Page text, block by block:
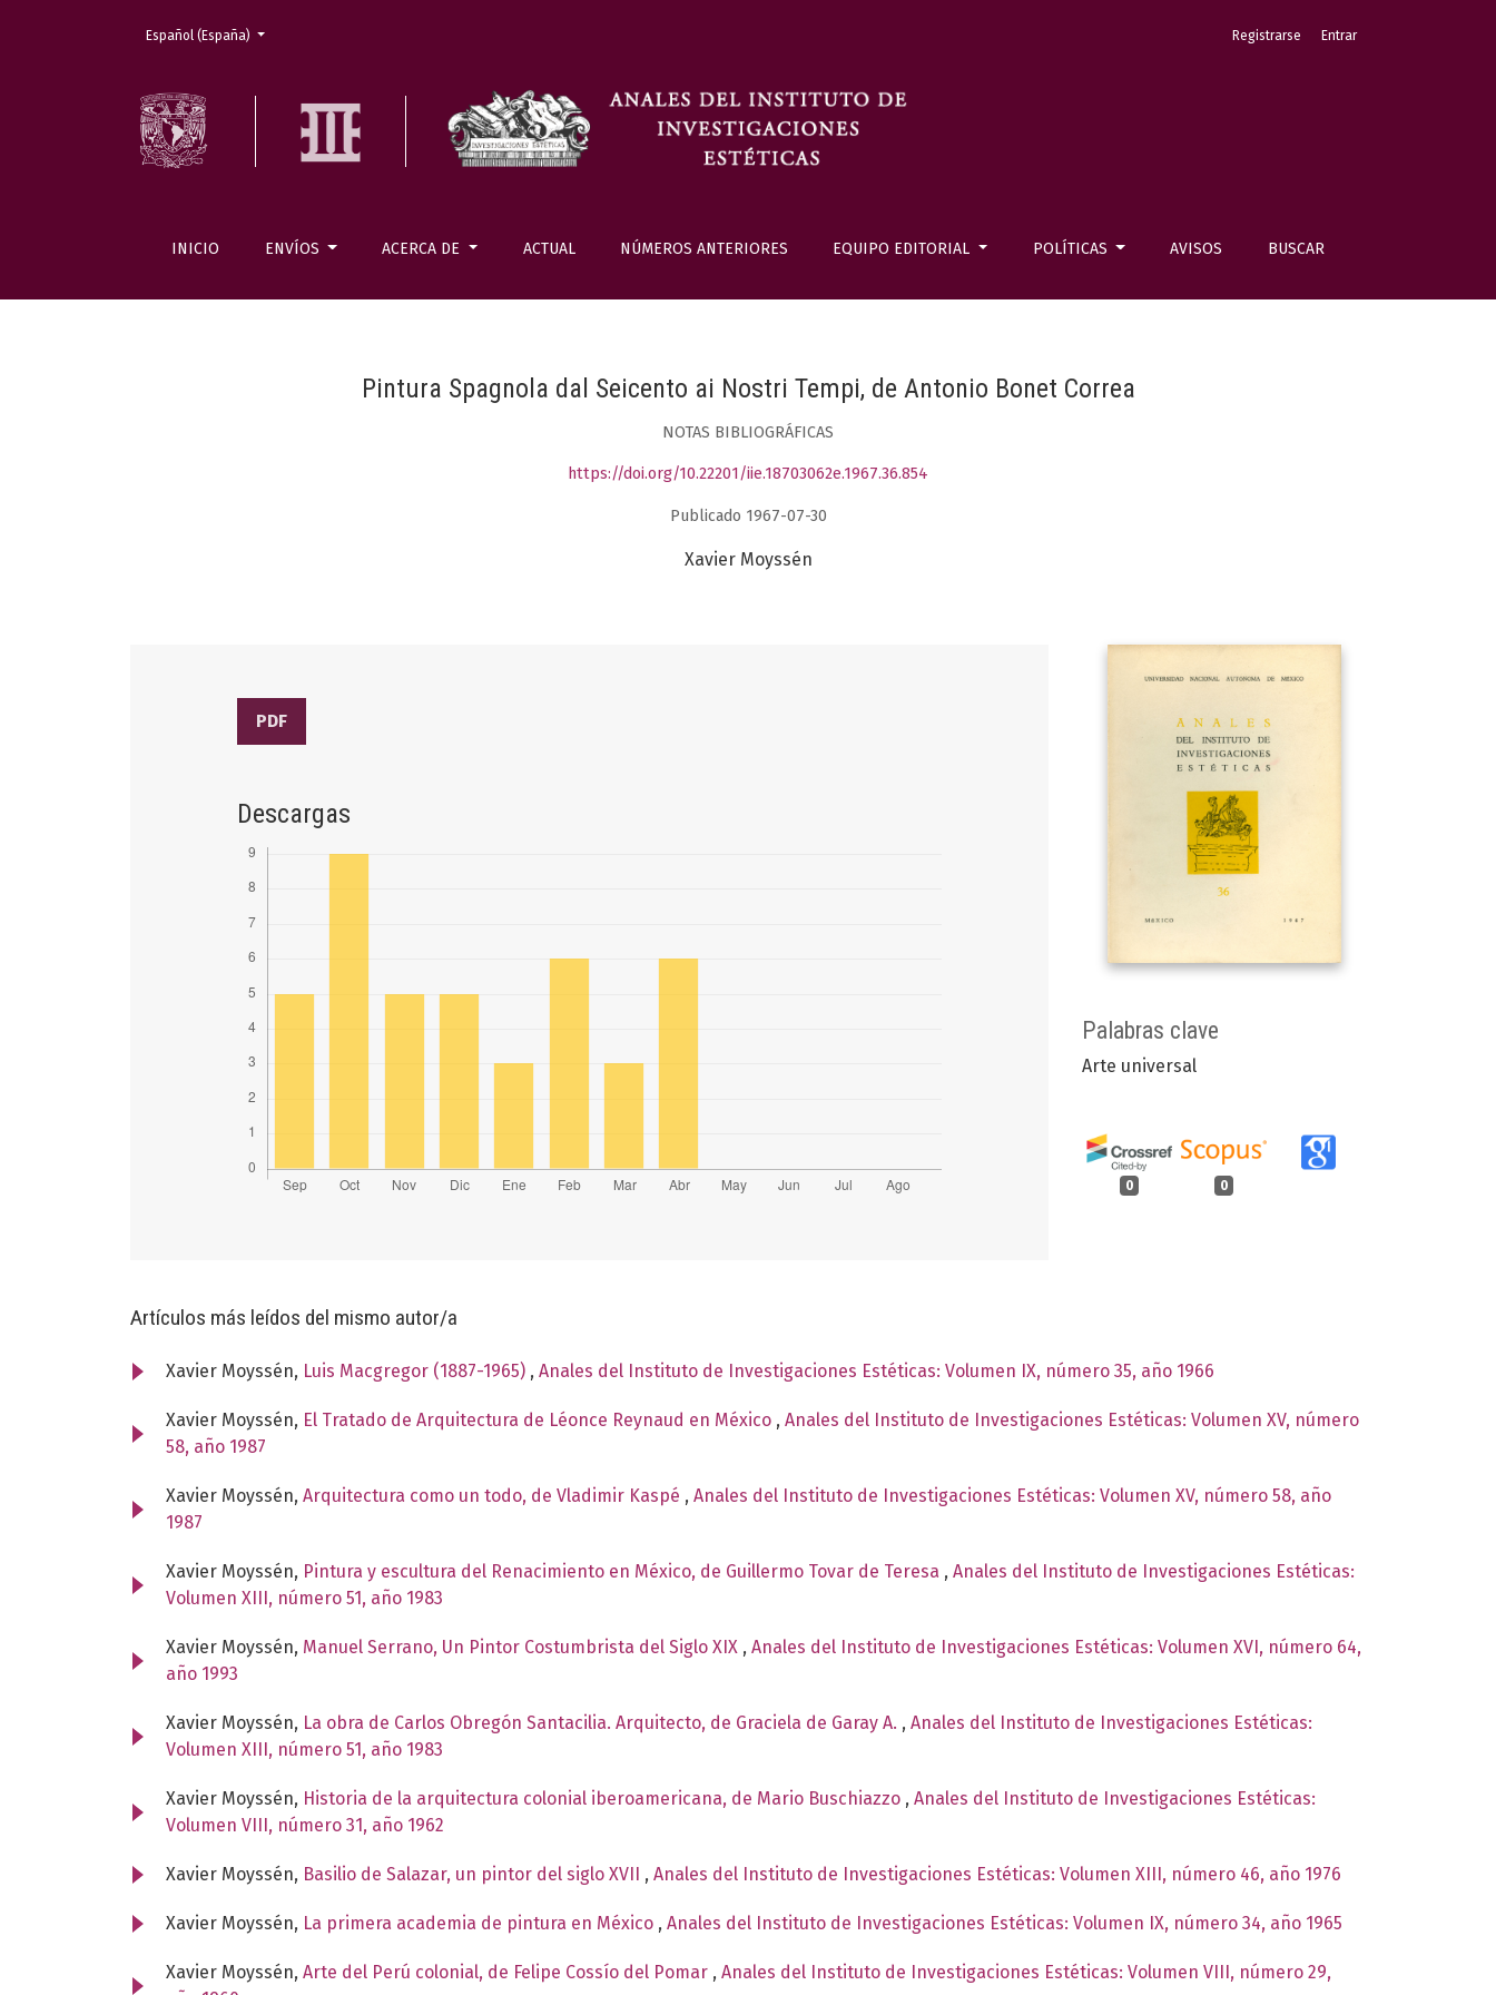
INICIO ENVÍOS ACERCA DE ACTUAL NÚMEROS ANTERIORES EQUIPO EDITORIAL POLÍTICAS AVISOS BUSCAR
Registrarse Entrar
Cambiar el idioma. El actual es:
Español (España)
Pintura Spagnola dal Seicento ai Nostri Tempi, de Antonio Bonet Correa
NOTAS BIBLIOGRÁFICAS
https://doi.org/10.22201/iie.18703062e.1967.36.854
Publicado 1967-07-30
Xavier Moyssén
Palabras clave
Arte universal
0 0
PDF
Descargas
Artículos más leídos del mismo autor/a
Xavier Moyssén, Luis Macgregor (1887-1965) , Anales del Instituto de Investigaciones Estéticas: Volumen IX, número 35, año 1966
Xavier Moyssén, El Tratado de Arquitectura de Léonce Reynaud en México , Anales del Instituto de Investigaciones Estéticas: Volumen XV, número
58, año 1987
Xavier Moyssén, Arquitectura como un todo, de Vladimir Kaspé , Anales del Instituto de Investigaciones Estéticas: Volumen XV, número 58, año
1987
Xavier Moyssén, Pintura y escultura del Renacimiento en México, de Guillermo Tovar de Teresa , Anales del Instituto de Investigaciones Estéticas:
Volumen XIII, número 51, año 1983
Xavier Moyssén, Manuel Serrano, Un Pintor Costumbrista del Siglo XIX , Anales del Instituto de Investigaciones Estéticas: Volumen XVI, número 64,
año 1993
Xavier Moyssén, La obra de Carlos Obregón Santacilia. Arquitecto, de Graciela de Garay A. , Anales del Instituto de Investigaciones Estéticas:
Volumen XIII, número 51, año 1983
Xavier Moyssén, Historia de la arquitectura colonial iberoamericana, de Mario Buschiazzo , Anales del Instituto de Investigaciones Estéticas:
Volumen VIII, número 31, año 1962
Xavier Moyssén, Basilio de Salazar, un pintor del siglo XVII , Anales del Instituto de Investigaciones Estéticas: Volumen XIII, número 46, año 1976
Xavier Moyssén, La primera academia de pintura en México , Anales del Instituto de Investigaciones Estéticas: Volumen IX, número 34, año 1965
Xavier Moyssén, Arte del Perú colonial, de Felipe Cossío del Pomar , Anales del Instituto de Investigaciones Estéticas: Volumen VIII, número 29,